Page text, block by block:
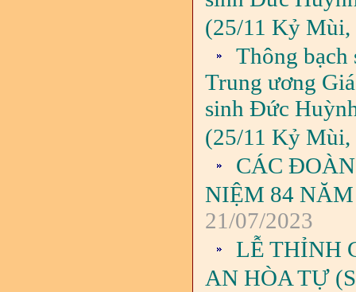
(25/11 Kỷ Mùi,
Thông bạch
Trung ương
sinh Đức
(25/11 Kỷ Mùi,
CÁC
NIỆM 84
21/07/2023
LỄ THỈNH
AN HÒA TỰ